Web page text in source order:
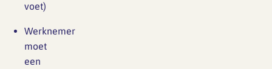
voet)
Werknemer
moet
een